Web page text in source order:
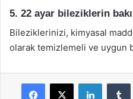
5. 22 ayar bileziklerin
Bileziklerinizi, kimyasal
olarak temizlemeli ve uygun
Facebook
X LinkedIn